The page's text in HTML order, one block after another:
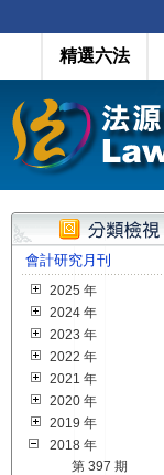
精選六法
會計研究月刊
2025 年
2024 年
2023 年
2022 年
2021 年
2020 年
2019 年
2018 年
第 397 期